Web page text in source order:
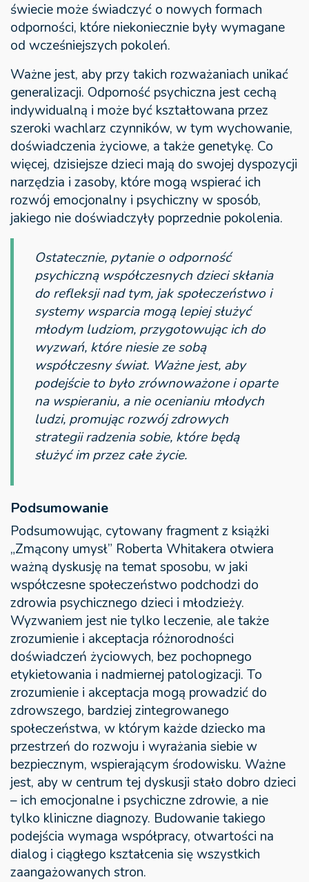
świecie może świadczyć o nowych formach
odporności, które niekoniecznie były wymagane
od wcześniejszych pokoleń.
Ważne jest, aby przy takich rozważaniach unikać
generalizacji. Odporność psychiczna jest cechą
indywidualną i może być kształtowana przez
szeroki wachlarz czynników, w tym wychowanie,
doświadczenia życiowe, a także genetykę. Co
więcej, dzisiejsze dzieci mają do swojej dyspozycji
narzędzia i zasoby, które mogą wspierać ich
rozwój emocjonalny i psychiczny w sposób,
jakiego nie doświadczyły poprzednie pokolenia.
Ostatecznie, pytanie o odporność
psychiczną współczesnych dzieci skłania
do refleksji nad tym, jak społeczeństwo i
systemy wsparcia mogą lepiej służyć
młodym ludziom, przygotowując ich do
wyzwań, które niesie ze sobą
współczesny świat. Ważne jest, aby
podejście to było zrównoważone i oparte
na wspieraniu, a nie ocenianiu młodych
ludzi, promując rozwój zdrowych
strategii radzenia sobie, które będą
służyć im przez całe życie.
Podsumowanie
Podsumowując, cytowany fragment z książki
„Zmącony umysł” Roberta Whitakera otwiera
ważną dyskusję na temat sposobu, w jaki
współczesne społeczeństwo podchodzi do
zdrowia psychicznego dzieci i młodzieży.
Wyzwaniem jest nie tylko leczenie, ale także
zrozumienie i akceptacja różnorodności
doświadczeń życiowych, bez pochopnego
etykietowania i nadmiernej patologizacji. To
zrozumienie i akceptacja mogą prowadzić do
zdrowszego, bardziej zintegrowanego
społeczeństwa, w którym każde dziecko ma
przestrzeń do rozwoju i wyrażania siebie w
bezpiecznym, wspierającym środowisku. Ważne
jest, aby w centrum tej dyskusji stało dobro dzieci
– ich emocjonalne i psychiczne zdrowie, a nie
tylko kliniczne diagnozy. Budowanie takiego
podejścia wymaga współpracy, otwartości na
dialog i ciągłego kształcenia się wszystkich
zaangażowanych stron.